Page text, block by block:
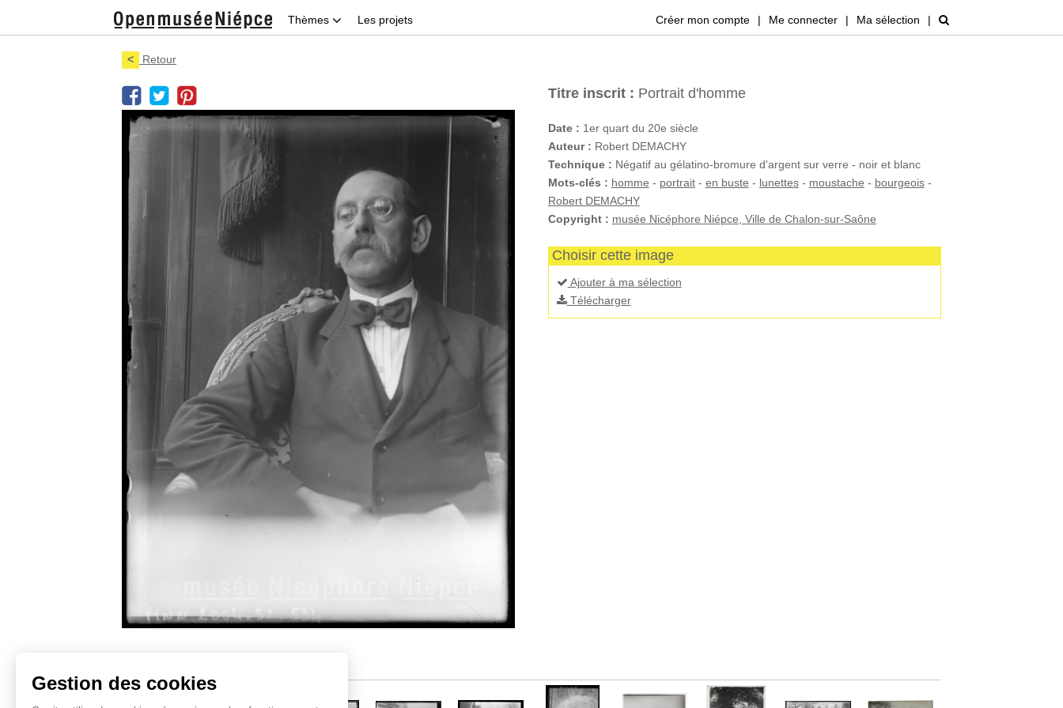
Thèmes Les projets Créer mon compte | Me connecter | Ma sélection |
< Retour
Titre inscrit : Portrait d'homme
Date : 1er quart du 20e siècle
Auteur : Robert DEMACHY
Technique : Négatif au gélatino-bromure d'argent sur verre - noir et blanc
Mots-clés : homme - portrait- en buste - lunettes- moustache - bourgeois-
Robert DEMACHY
Copyright : musée Nicéphore Niépce, Ville de Chalon-sur-Saône
Choisir cette image
Ajouter à ma sélection
Télécharger
Gestion des cookies